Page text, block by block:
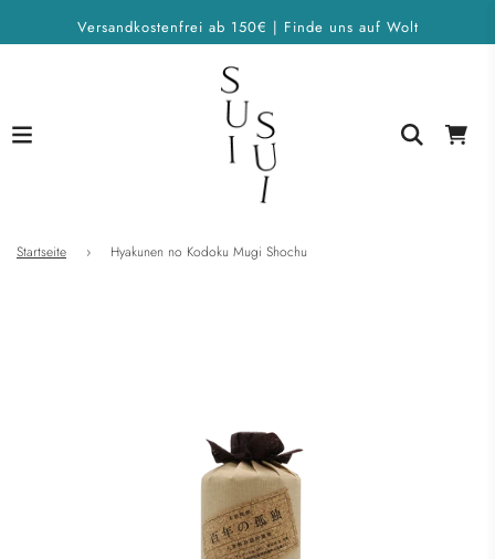
Versandkostenfrei ab 150€ | Finde uns auf Wolt
Startseite › Hyakunen no Kodoku Mugi Shochu